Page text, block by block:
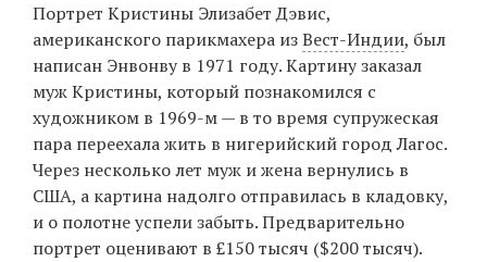
Портрет Кристины Элизабет Дэвис,
американского парикмахера изВест-Индии, был
написан Энвонву в 1971 году. Картину заказал
муж Кристины, который познакомился с
художником в 1969-м — в то время супружеская
пара переехала жить в нигерийский город Лагос.
Через несколько лет муж и жена вернулись в
США, а картина надолго отправилась в кладовку,
и о полотне успели забыть. Предварительно
портрет оценивают в £150 тысяч ($200 тысяч).